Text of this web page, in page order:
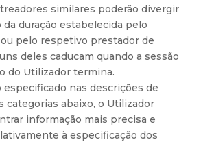
similares poderão divergir
duração estabelecida pelo
pelo respetivo prestador de
deles caducam quando a sessão
do Utilizador termina.
especificado nas descrições de
categorias abaixo, o Utilizador
informação mais precisa e
à especificação dos